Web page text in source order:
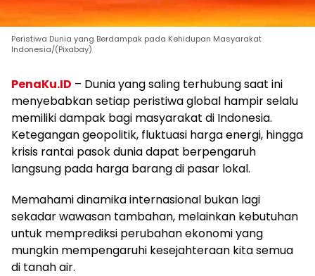
Peristiwa Dunia yang Berdampak pada Kehidupan Masyarakat
Indonesia/(Pixabay)
PenaKu.ID – Dunia yang saling terhubung saat ini
menyebabkan setiap peristiwa global hampir selalu
memiliki dampak bagi masyarakat di Indonesia.
Ketegangan geopolitik, fluktuasi harga energi, hingga
krisis rantai pasok dunia dapat berpengaruh
langsung pada harga barang di pasar lokal.
Memahami dinamika internasional bukan lagi
sekadar wawasan tambahan, melainkan kebutuhan
untuk memprediksi perubahan ekonomi yang
mungkin mempengaruhi kesejahteraan kita semua
di tanah air.